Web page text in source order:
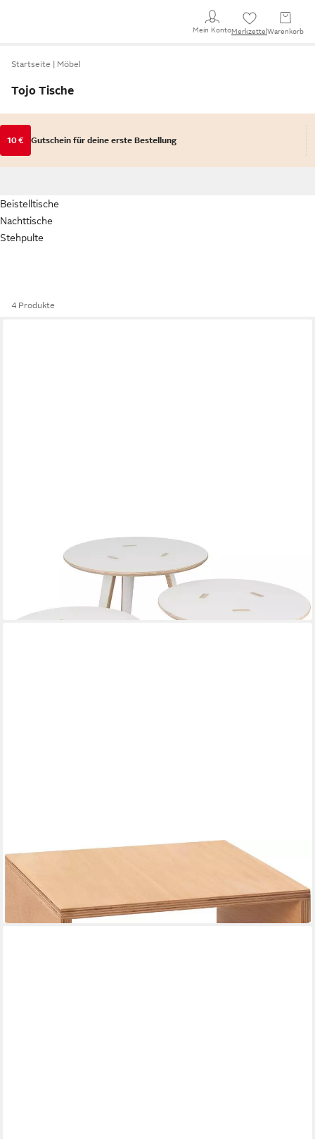
Mein KontoMerkzettel Warenkorb
Startseite Möbel
Tojo Tische
10 € Gutschein für deine erste Bestellung
Beistelltische
Nachttische
Stehpulte
4 Produkte
Beistelltisch Tojo-rund
in 5-6 Werktagen bei dir
TOJO
Beistelltisch Tojo-cube
35 x 35 x 35 cm
109,45 €
in 5-6 Werktagen bei dir